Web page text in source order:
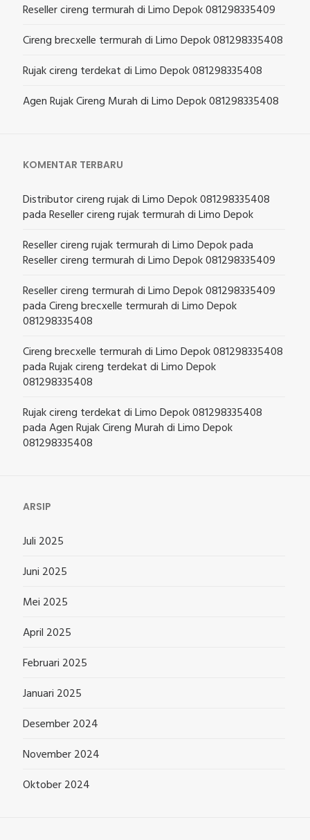
Reseller cireng termurah di Limo Depok 081298335409
Cireng brecxelle termurah di Limo Depok 081298335408
Rujak cireng terdekat di Limo Depok 081298335408
Agen Rujak Cireng Murah di Limo Depok 081298335408
KOMENTAR TERBARU
Distributor cireng rujak di Limo Depok 081298335408
padaReseller cireng rujak termurah di Limo Depok
Reseller cireng rujak termurah di Limo Depokpada
Reseller cireng termurah di Limo Depok 081298335409
Reseller cireng termurah di Limo Depok 081298335409
padaCireng brecxelle termurah di Limo Depok
081298335408
Cireng brecxelle termurah di Limo Depok 081298335408
padaRujak cireng terdekat di Limo Depok
081298335408
Rujak cireng terdekat di Limo Depok 081298335408
padaAgen Rujak Cireng Murah di Limo Depok
081298335408
ARSIP
Juli 2025
Juni 2025
Mei 2025
April 2025
Februari 2025
Januari 2025
Desember 2024
November 2024
Oktober 2024